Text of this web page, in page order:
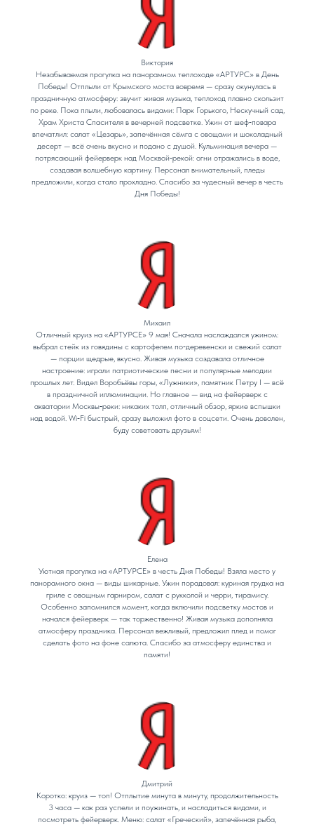
Виктория
Незабываемая прогулка на панорамном теплоходе «АРТУРС» в День
Победы! Отплыли от Крымского моста вовремя — сразу окунулась в
праздничную атмосферу: звучит живая музыка, теплоход плавно скользит
по реке. Пока плыли, любовалась видами: Парк Горького, Нескучный сад,
Храм Христа Спасителя в вечерней подсветке. Ужин от шеф‑повара
впечатлил: салат «Цезарь», запечённая сёмга с овощами и шоколадный
десерт — всё очень вкусно и подано с душой. Кульминация вечера —
потрясающий фейерверк над Москвой‑рекой: огни отражались в воде,
создавая волшебную картину. Персонал внимательный, пледы
предложили, когда стало прохладно. Спасибо за чудесный вечер в честь
Дня Победы!
Михаил
Отличный круиз на «АРТУРСЕ» 9 мая! Сначала наслаждался ужином:
выбрал стейк из говядины с картофелем по‑деревенски и свежий салат
— порции щедрые, вкусно. Живая музыка создавала отличное
настроение: играли патриотические песни и популярные мелодии
прошлых лет. Видел Воробьёвы горы, «Лужники», памятник Петру I — всё
в праздничной иллюминации. Но главное — вид на фейерверк с
акватории Москвы‑реки: никаких толп, отличный обзор, яркие вспышки
над водой. Wi‑Fi быстрый, сразу выложил фото в соцсети. Очень доволен,
буду советовать друзьям!
Елена
Уютная прогулка на «АРТУРСЕ» в честь Дня Победы! Взяла место у
панорамного окна — виды шикарные. Ужин порадовал: куриная грудка на
гриле с овощным гарниром, салат с рукколой и черри, тирамису.
Особенно запомнился момент, когда включили подсветку мостов и
начался фейерверк — так торжественно! Живая музыка дополняла
атмосферу праздника. Персонал вежливый, предложил плед и помог
сделать фото на фоне салюта. Спасибо за атмосферу единства и
памяти!
Дмитрий
Коротко: круиз — топ! Отплытие минута в минуту, продолжительность
3 часа — как раз успели и поужинать, и насладиться видами, и
посмотреть фейерверк. Меню: салат «Греческий», запечённая рыба,